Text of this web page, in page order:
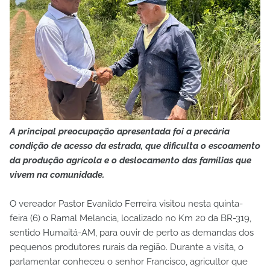
A principal preocupação apresentada foi a precária
condição de acesso da estrada, que dificulta o escoamento
da produção agrícola e o deslocamento das famílias que
vivem na comunidade.
O vereador Pastor Evanildo Ferreira visitou nesta quinta-
feira (6) o Ramal Melancia, localizado no Km 20 da BR-319,
sentido Humaitá-AM, para ouvir de perto as demandas dos
pequenos produtores rurais da região. Durante a visita, o
parlamentar conheceu o senhor Francisco, agricultor que